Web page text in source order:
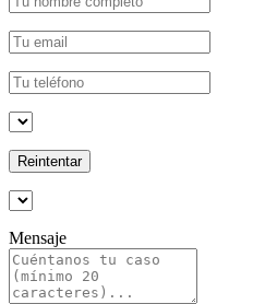
Reintentar
Mensaje